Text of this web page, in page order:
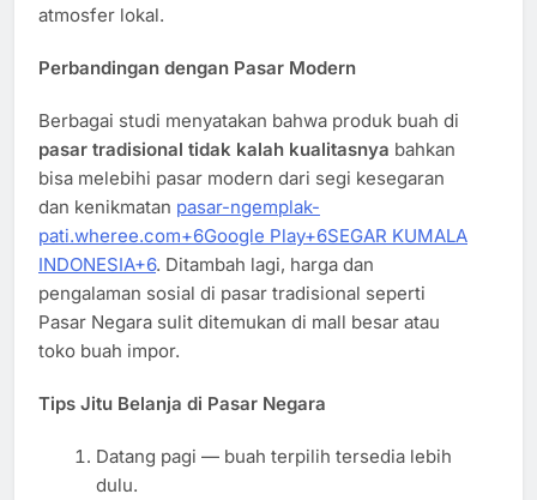
atmosfer lokal.
Perbandingan dengan Pasar Modern
Berbagai studi menyatakan bahwa produk buah di
pasar tradisional tidak kalah kualitasnya bahkan
bisa melebihi pasar modern dari segi kesegaran
dan kenikmatan pasar-ngemplak-
pati.wheree.com+6Google Play+6SEGAR KUMALA
INDONESIA+6. Ditambah lagi, harga dan
pengalaman sosial di pasar tradisional seperti
Pasar Negara sulit ditemukan di mall besar atau
toko buah impor.
Tips Jitu Belanja di Pasar Negara
Datang pagi — buah terpilih tersedia lebih
dulu.